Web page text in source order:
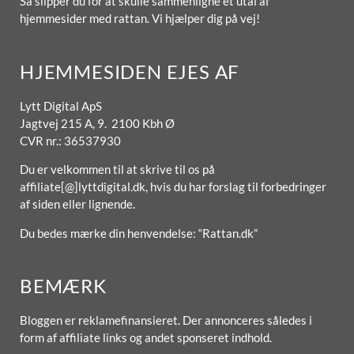
hjemmesider med rattan. Vi hjælper dig på vej!
HJEMMESIDEN EJES AF
Lytt Digital ApS
Jagtvej 215 A, 9. 2100 Kbh Ø
CVR nr.: 36537930
Du er velkommen til at skrive til os på
affiliate[@]lyttdigital.dk, hvis du har forslag til forbedringer
af siden eller lignende.
Du bedes mærke din henvendelse: “Rattan.dk”
BEMÆRK
Bloggen er reklamefinansieret. Der annonceres således i
form af affiliate links og andet sponseret indhold.